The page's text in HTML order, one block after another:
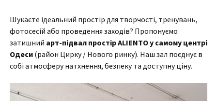
Шукаєте ідеальний простір для творчості, тренувань,
фотосесій або проведення заходів? Пропонуємо
затишний арт-підвал простір ALIENTO у самому центрі
Одеси (район Цирку / Нового ринку). Наш зал поєднує в
собі атмосферу натхнення, безпеку та доступну ціну.